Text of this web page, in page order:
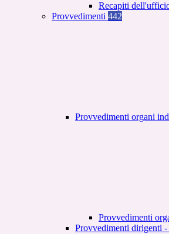
Recapiti
Provvedimenti 442
Provvedimenti organi
Provvedimenti
Provvedimenti dirigenti